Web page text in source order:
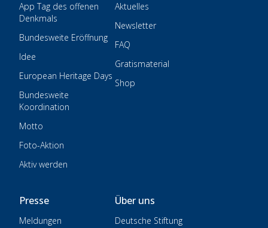
App Tag des offenen
Denkmals
Bundesweite Eröffnung
Idee
European Heritage Days
Bundesweite
Koordination
Motto
Foto-Aktion
Aktiv werden
Aktuelles
Newsletter
FAQ
Gratismaterial
Shop
Presse
Meldungen
Über uns
Deutsche Stiftung